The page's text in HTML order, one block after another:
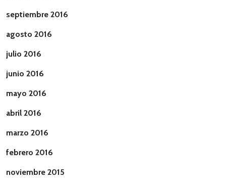
septiembre 2016
agosto 2016
julio 2016
junio 2016
mayo 2016
abril 2016
marzo 2016
febrero 2016
noviembre 2015